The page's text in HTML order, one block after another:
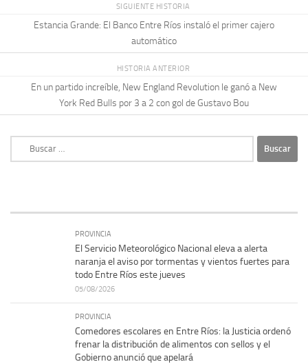
SIGUIENTE HISTORIA
Estancia Grande: El Banco Entre Ríos instaló el primer cajero
automático
HISTORIA ANTERIOR
En un partido increíble, New England Revolution le ganó a New
York Red Bulls por 3 a 2 con gol de Gustavo Bou
PROVINCIA
El Servicio Meteorológico Nacional eleva a alerta
naranja el aviso por tormentas y vientos fuertes para
todo Entre Ríos este jueves
05/08/2026
PROVINCIA
Comedores escolares en Entre Ríos: la Justicia ordenó
frenar la distribución de alimentos con sellos y el
Gobierno anunció que apelará